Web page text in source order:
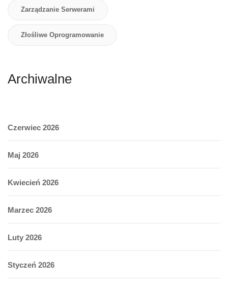
Zarządzanie Serwerami
Złośliwe Oprogramowanie
Archiwalne
Czerwiec 2026
Maj 2026
Kwiecień 2026
Marzec 2026
Luty 2026
Styczeń 2026